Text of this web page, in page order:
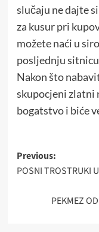
slučaju ne dajte
za kusur pri
možete naći u
posljednju
Nakon što
skupocjeni zlatni
bogatstvo i biće
Post
navigation
Previous:
POSNI TROSTRUKI
PEKMEZ